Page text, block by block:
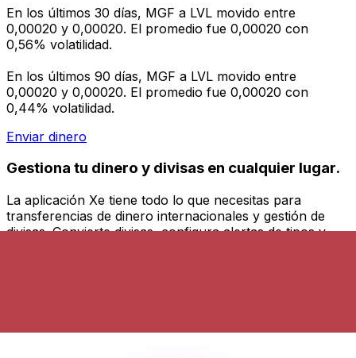
En los últimos 30 días, MGF a LVL movido entre
0,00020 y 0,00020. El promedio fue 0,00020 con
0,56% volatilidad.
En los últimos 90 días, MGF a LVL movido entre
0,00020 y 0,00020. El promedio fue 0,00020 con
0,44% volatilidad.
Enviar dinero
Gestiona tu dinero y divisas en cualquier lugar.
La aplicación Xe tiene todo lo que necesitas para
transferencias de dinero internacionales y gestión de
divisas. Convierte divisas, configura alertas de tipos y